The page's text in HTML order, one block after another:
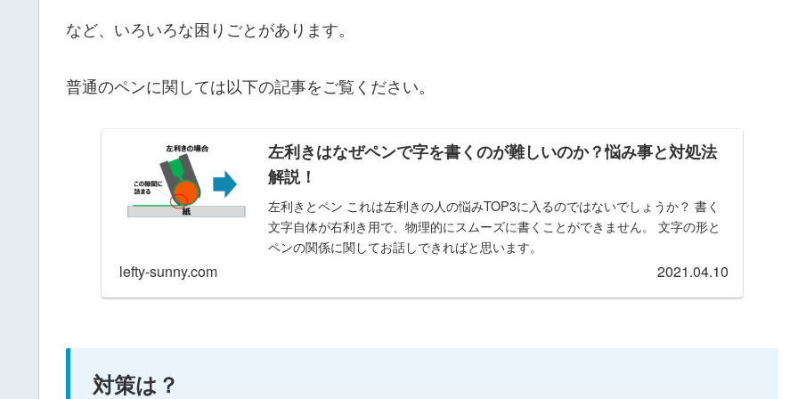
など、いろいろな困りごとがあります。
普通のペンに関しては以下の記事をご覧ください。
左利きはなぜペンで字を書くのが難しいのか？悩み事と対処法
解説！
左利きとペン これは左利きの人の悩みTOP3に入るのではないでしょうか？ 書く
文字自体が右利き用で、物理的にスムーズに書くことができません。 文字の形と
ペンの関係に関してお話しできればと思います。
lefty-sunny.com 2021.04.10
対策は？